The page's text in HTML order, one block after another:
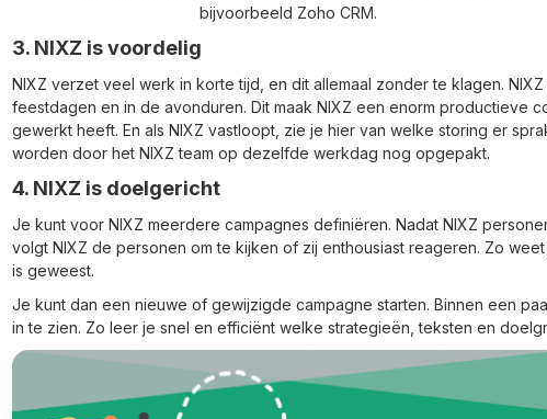
bijvoorbeeld Zoho CRM.
3. NIXZ is voordelig
NIXZ verzet veel werk in korte tijd, en dit allemaal zonder te klagen.
feestdagen en in de avonduren. Dit maak NIXZ een enorm productieve
gewerkt heeft. En als NIXZ vastloopt, zie je hier van welke storing er
worden door het NIXZ team op dezelfde werkdag nog opgepakt.
4. NIXZ is doelgericht
Je kunt voor NIXZ meerdere campagnes definiëren. Nadat NIXZ
volgt NIXZ de personen om te kijken of zij enthousiast reageren. Zo
is geweest.
Je kunt dan een nieuwe of gewijzigde campagne starten. Binnen een
in te zien. Zo leer je snel en efficiënt welke strategieën, teksten en